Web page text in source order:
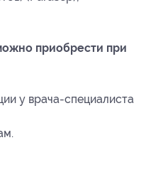
приобрести при
у врача-специалиста